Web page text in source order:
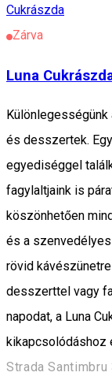
Cukrászda
Zárva
Luna
és desszertek.
egyediséggel
fagylaltjaink is
köszönhetően
és a
rövid
desszerttel vagy
napodat, a Luna